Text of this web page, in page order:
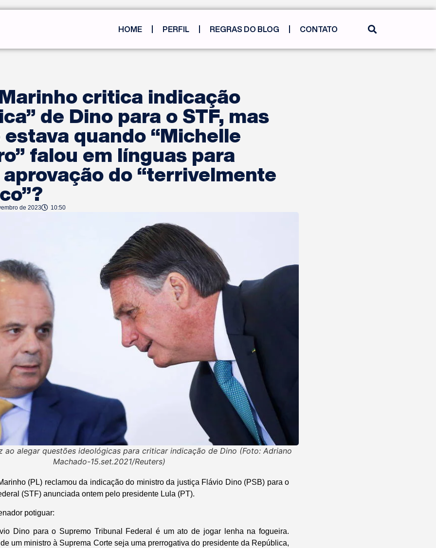
HOME PERFIL REGRAS DO BLOG CONTATO
critica indicação
de Dino para o STF, mas
estava quando “Michelle
falou em línguas para
do “terrivelmente
de 2023 10:50
ao alegar questões ideológicas para criticar indicação de Dino (Foto: Adriano
Machado-15.set.2021/Reuters)
(PL) reclamou da indicação do ministro da justiça Flávio Dino (PSB) para o
(STF) anunciada ontem pelo presidente Lula (PT).
potiguar:
Dino para o Supremo Tribunal Federal é um ato de jogar lenha na fogueira.
um ministro à Suprema Corte seja uma prerrogativa do presidente da República,